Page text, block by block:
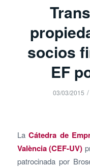
socios
EF
03/03/2015 /
LaCátedra de
València (CEF-UV)
patrocinada por